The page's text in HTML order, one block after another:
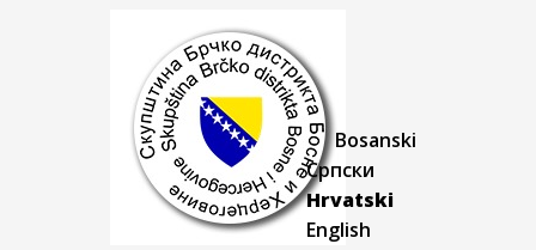
Bosanski
Српски
Hrvatski
English